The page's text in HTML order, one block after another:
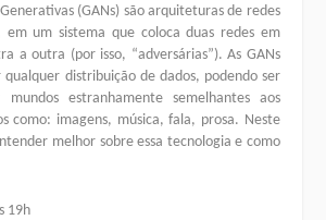
(GANs) são arquiteturas de redes
em um sistema que coloca duas redes em
a outra (por isso, “adversárias”). As GANs
distribuição de dados, podendo ser
estranhamente semelhantes aos
como: imagens, música, fala, prosa. Neste
melhor sobre essa tecnologia e como
19h